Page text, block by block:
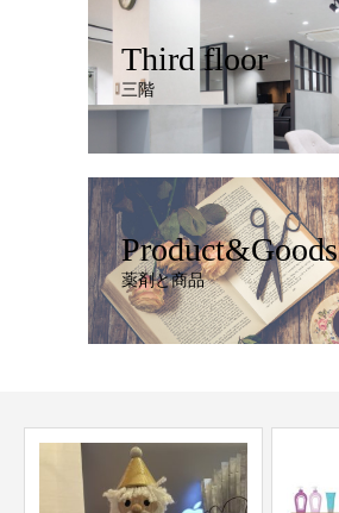
Third floor
三階
Product&Goods
薬剤と商品